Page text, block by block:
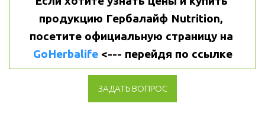
продукцию Гербалайф Nutrition,
GoHerbalife <--- перейдя по ссылке
ЗАДАТЬ ВОПРОС